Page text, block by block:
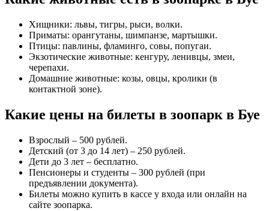
Хищники: львы, тигры, рыси, волки.
Приматы: орангутаны, шимпанзе, мартышки.
Птицы: павлины, фламинго, совы, попугаи.
Экзотические животные: кенгуру, ленивцы, змеи,
черепахи.
Домашние животные: козы, овцы, кролики (в
контактной зоне).
Какие цены на билеты в зоопарк в Буе
Взрослый – 500 рублей.
Детский (от 3 до 14 лет) – 250 рублей.
Дети до 3 лет – бесплатно.
Пенсионеры и студенты – 300 рублей (при
предъявлении документа).
Билеты можно купить в кассе у входа или онлайн на
сайте зоопарка.